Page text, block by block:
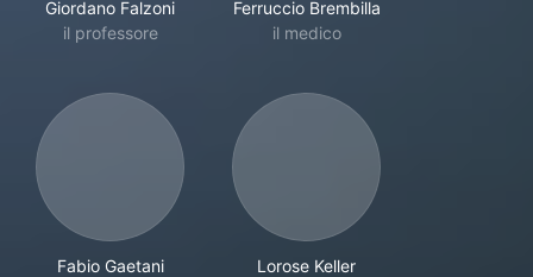
Giordano Falzoni
il professore
Ferruccio Brembilla
il medico
Fabio Gaetani
Lorose Keller